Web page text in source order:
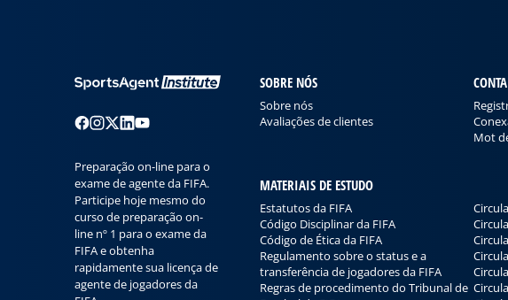
Preparação on-line para o
exame de agente da FIFA.
Participe hoje mesmo do
curso de preparação on-
line nº 1 para o exame da
FIFA e obtenha
rapidamente sua licença de
agente de jogadores da
SOBRE NÓS
Sobre nós
Avaliações de clientes
CONTA
Mot
MATERIAIS DE ESTUDO
Estatutos da FIFA
Código Disciplinar da FIFA
Código de Ética da FIFA
Regulamento sobre o status e a
transferência de jogadores da FIFA
Regras de procedimento do Tribunal de